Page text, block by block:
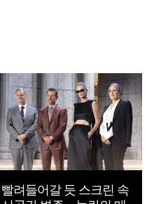
빨려들어갈 듯 스크린 속